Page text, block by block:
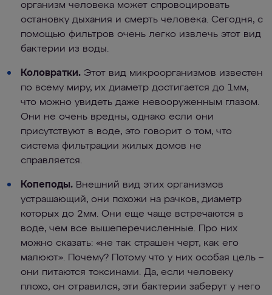
организм человека может спровоцировать
остановку дыхания и смерть человека. Сегодня, с
помощью фильтров очень легко извлечь этот вид
бактерии из воды.
Коловратки. Этот вид микроорганизмов известен
по всему миру, их диаметр достигается до 1мм,
что можно увидеть даже невооруженным глазом.
Они не очень вредны, однако если они
присутствуют в воде, это говорит о том, что
система фильтрации жилых домов не
справляется.
Копеподы. Внешний вид этих организмов
устрашающий, они похожи на рачков, диаметр
которых до 2мм. Они еще чаще встречаются в
воде, чем все вышеперечисленные. Про них
можно сказать: «не так страшен черт, как его
малюют». Почему? Потому что у них особая цель –
они питаются токсинами. Да, если человеку
плохо, он отравился, эти бактерии заберут у него